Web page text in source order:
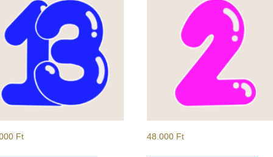
Ft 48.000 Ft